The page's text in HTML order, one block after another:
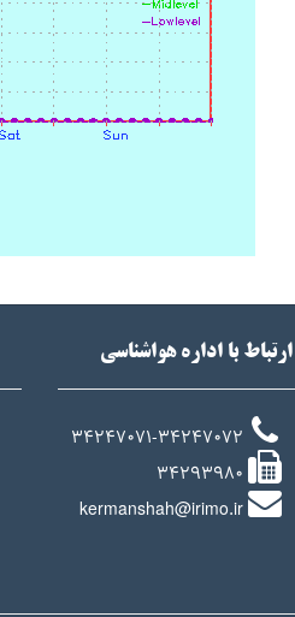
ارتباط با اداره هواشناسی
34247071-34247072
34293980
kermanshah@irimo.ir